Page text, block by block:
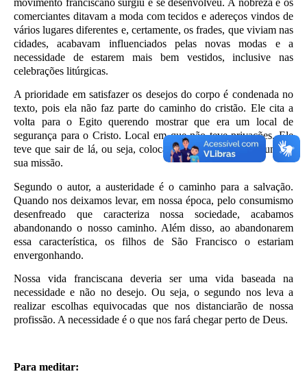
comerciantes ditavam a moda com tecidos e adereços vindos de
vários lugares diferentes e, certamente, os frades, que viviam nas
cidades, acabavam influenciados pelas novas modas e a
necessidade de estarem mais bem vestidos, inclusive nas
celebrações litúrgicas.
A prioridade em satisfazer os desejos do corpo é condenada no
texto, pois ela não faz parte do caminho do cristão. Ele cita a
volta para o Egito querendo mostrar que era um local de
segurança para o Cristo. Local em que não teve privações. Ele
teve que sair de lá, ou seja, colocar-se em perigo, para cumprir
sua missão.
Segundo o autor, a austeridade é o caminho para a salvação.
Quando nos deixamos levar, em nossa época, pelo consumismo
desenfreado que caracteriza nossa sociedade, acabamos
abandonando o nosso caminho. Além disso, ao abandonarem
essa característica, os filhos de São Francisco o estariam
envergonhando.
Nossa vida franciscana deveria ser uma vida baseada na
necessidade e não no desejo. Ou seja, o segundo nos leva a
realizar escolhas equivocadas que nos distanciarão de nossa
profissão. A necessidade é o que nos fará chegar perto de Deus.
Para meditar: